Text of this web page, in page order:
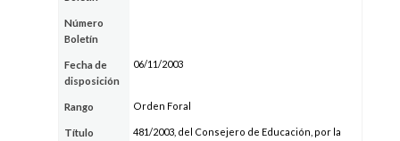
Número
Boletín
Fecha de
disposición
06/11/2003
Rango Orden Foral
Título
481/2003, del Consejero de Educación, por la